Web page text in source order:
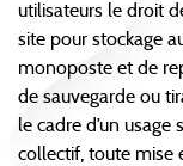
utilisateurs le droit
site pour stockage
monoposte et de
de sauvegarde ou
le cadre d’un
collectif, toute mise